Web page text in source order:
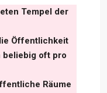
Tempel der
Öffentlichkeit
beliebig oft pro
Räume